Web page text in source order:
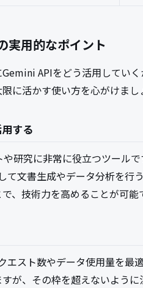
用的なポイント
APIをどう活用してい
に活かす使い方を心がけまし
する
研究に非常に役立つツール
て文書生成やデータ分析を行
、技術力を高めることが可能
エスト数やデータ使用量を最
が、その枠を超えないよう